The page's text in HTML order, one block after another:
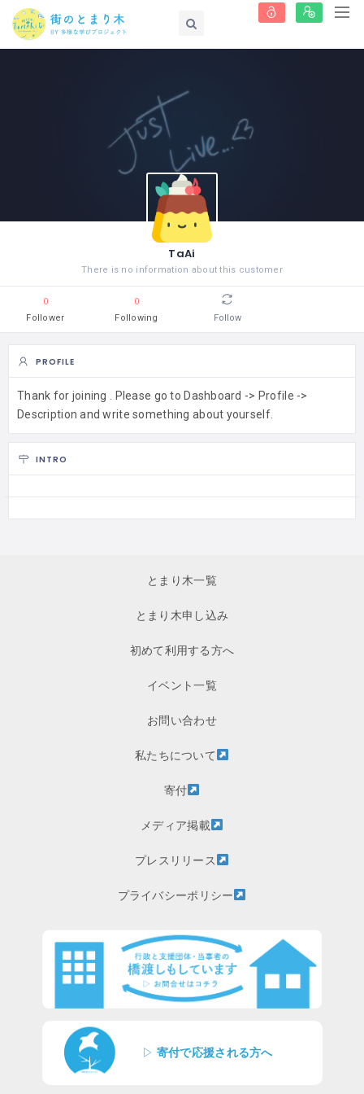
TaAi
There is no information about this customer
0
Follower
0
Following
Follow
PROFILE
Thank for joining . Please go to Dashboard -> Profile ->
Description and write something about yourself.
INTRO
とまり木一覧
とまり木申し込み
初めて利用する方へ
イベント一覧
お問い合わせ
私たちについて
寄付
メディア掲載
プレスリリース
プライバシーポリシー
▷ 寄付で応援される方へ